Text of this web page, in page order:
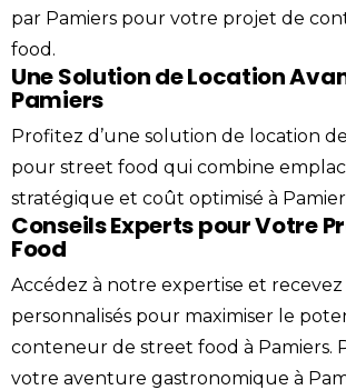
par Pamiers pour votre projet de
food.
Une Solution de Location
Pamiers
Profitez d’une solution de location
pour street food qui combine
stratégique et coût optimisé à
Conseils Experts pour Votre
Food
Accédez à notre expertise et recevez
personnalisés pour maximiser le
conteneur de street food à Pamiers.
votre aventure gastronomique à